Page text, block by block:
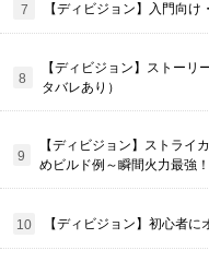
【ディビジョン】入門向け
【ディビジョン】ストー
タバレあり）
【ディビジョン】ストライ
めビルド例～瞬間火力最強！
【ディビジョン】初心者